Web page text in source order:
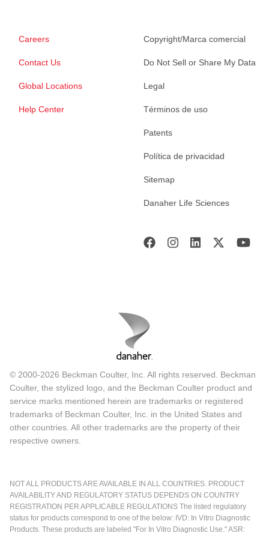
Careers
Contact Us
Global Locations
Help Center
Copyright/Marca comercial
Do Not Sell or Share My Data
Legal
Términos de uso
Patents
Política de privacidad
Sitemap
Danaher Life Sciences
© 2000-2026 Beckman Coulter, Inc. All rights reserved. Beckman
Coulter, the stylized logo, and the Beckman Coulter product and
service marks mentioned herein are trademarks or registered
trademarks of Beckman Coulter, Inc. in the United States and
other countries. All other trademarks are the property of their
respective owners.
NOT ALL PRODUCTS ARE AVAILABLE IN ALL COUNTRIES. PRODUCT
AVAILABILITY AND REGULATORY STATUS DEPENDS ON COUNTRY
REGISTRATION PER APPLICABLE REGULATIONS The listed regulatory
status for products correspond to one of the below: IVD: In Vitro Diagnostic
Products. These products are labeled "For In Vitro Diagnostic Use." ASR: